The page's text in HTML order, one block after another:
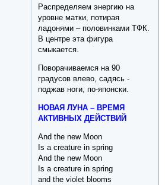
Распределяем энергию на
уровне матки, потирая
ладонями – половинками ТФК.
В центре эта фигура
смыкается.
Поворачиваемся на 90
градусов влево, садясь -
поджав ноги, по-японски.
НОВАЯ ЛУНА – ВРЕМЯ
АКТИВНЫХ ДЕЙСТВИЙ
And the new Moon
Is a creature in spring
And the new Moon
Is a creature in spring
and the violet blooms